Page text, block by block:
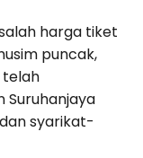
harga tiket
puncak,
telah
Suruhanjaya
syarikat-